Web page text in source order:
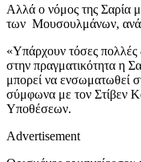
Αλλά ο νόμος της Σαρία
των Μουσουλμάνων,
«Υπάρχουν τόσες πολλές
στην πραγματικότητα η
μπορεί να ενσωματωθεί
σύμφωνα με τον Στίβεν
Υποθέσεων.
Advertisement